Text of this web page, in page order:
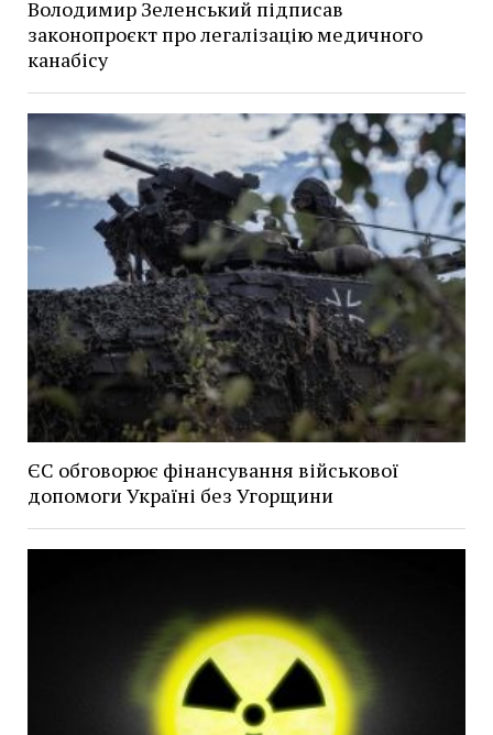
Володимир Зеленський підписав
законопроєкт про легалізацію медичного
канабісу
ЄС обговорює фінансування військової
допомоги Україні без Угорщини